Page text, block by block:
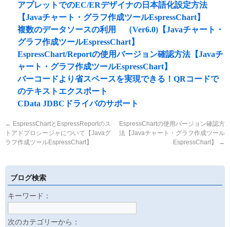
アプレットでのEC/ERデザイナの日本語化設定方法
【Javaチャート・グラフ作成ツールEspressChart】
複数のデータソースの利用 （Ver6.0)【Javaチャート・
グラフ作成ツールEspressChart】
EspressChart/Reportの使用バージョン確認方法【Javaチ
ャート・グラフ作成ツールEspressChart】
バーコードより省スペースを実現できる！QRコードで
のテキストエクスポート
CData JDBCドライバのサポート
← EspressChartとEspressReportのス
トアドプロシージャについて【Javaグ
ラフ作成ツールEspressChart】
EspressChartの使用バージョン確認方
法【Javaチャート・グラフ作成ツール
EspressChart】
→
ブログ検索
キーワード：
次のカテゴリーから：